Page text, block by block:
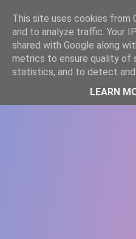
WWW.GAZISTI.RO
This site uses cookies from
and to analyze traffic. Your
shared with Google along
metrics to ensure quality of
statistics, and to detect and
LEARN